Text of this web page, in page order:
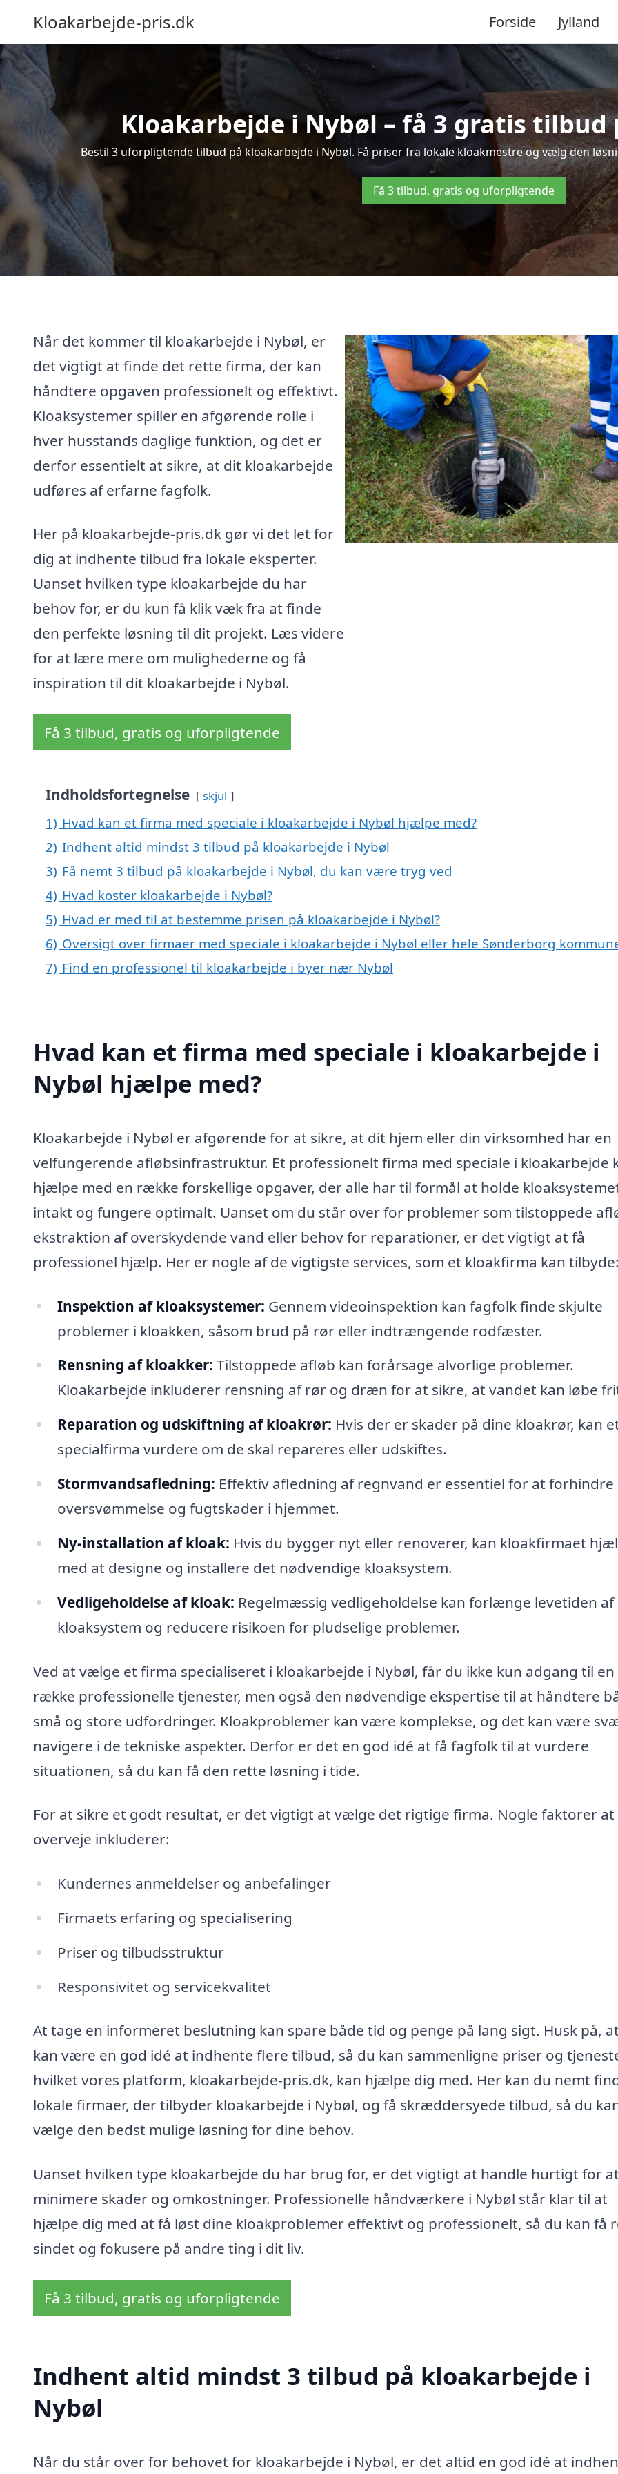
Kloakarbejde-pris.dk Forside Jylland
Kloakarbejde i Nybøl – få 3 gratis
Bestil 3 uforpligtende tilbud på kloakarbejde i Nybøl. Få priser fra lokale kloakmestre og vælg den
Få 3 tilbud, gratis og uforpligtende
Når det kommer til kloakarbejde i Nybøl, er
det vigtigt at finde det rette firma, der kan
håndtere opgaven professionelt og effektivt.
Kloaksystemer spiller en afgørende rolle i
hver husstands daglige funktion, og det er
derfor essentielt at sikre, at dit kloakarbejde
udføres af erfarne fagfolk.
Her på kloakarbejde-pris.dk gør vi det let for
dig at indhente tilbud fra lokale eksperter.
Uanset hvilken type kloakarbejde du har
behov for, er du kun få klik væk fra at finde
den perfekte løsning til dit projekt. Læs videre
for at lære mere om mulighederne og få
inspiration til dit kloakarbejde i Nybøl.
Få 3 tilbud, gratis og uforpligtende
Indholdsfortegnelse skjul
1) Hvad kan et firma med speciale i kloakarbejde i Nybøl hjælpe med?
2) Indhent altid mindst 3 tilbud på kloakarbejde i Nybøl
3) Få nemt 3 tilbud på kloakarbejde i Nybøl, du kan være tryg ved
4) Hvad koster kloakarbejde i Nybøl?
5) Hvad er med til at bestemme prisen på kloakarbejde i Nybøl?
6) Oversigt over firmaer med speciale i kloakarbejde i Nybøl eller hele Sønderborg
7) Find en professionel til kloakarbejde i byer nær Nybøl
Hvad kan et firma med speciale i kloakarbejde i
Nybøl hjælpe med?
Kloakarbejde i Nybøl er afgørende for at sikre, at dit hjem eller din virksomhed har en
velfungerende afløbsinfrastruktur. Et professionelt firma med speciale i kloakarbejde
hjælpe med en række forskellige opgaver, der alle har til formål at holde
intakt og fungere optimalt. Uanset om du står over for problemer som tilstoppede
ekstraktion af overskydende vand eller behov for reparationer, er det vigtigt at få
professionel hjælp. Her er nogle af de vigtigste services, som et kloakfirma kan tilbyde:
Inspektion af kloaksystemer: Gennem videoinspektion kan fagfolk finde skjulte
problemer i kloakken, såsom brud på rør eller indtrængende rodfæster.
Rensning af kloakker: Tilstoppede afløb kan forårsage alvorlige problemer.
Kloakarbejde inkluderer rensning af rør og dræn for at sikre, at vandet kan løbe
Reparation og udskiftning af kloakrør: Hvis der er skader på dine kloakrør, kan
specialfirma vurdere om de skal repareres eller udskiftes.
Stormvandsafledning: Effektiv afledning af regnvand er essentiel for at forhindre
oversvømmelse og fugtskader i hjemmet.
Ny-installation af kloak: Hvis du bygger nyt eller renoverer, kan kloakfirmaet
med at designe og installere det nødvendige kloaksystem.
Vedligeholdelse af kloak: Regelmæssig vedligeholdelse kan forlænge levetiden af
kloaksystem og reducere risikoen for pludselige problemer.
Ved at vælge et firma specialiseret i kloakarbejde i Nybøl, får du ikke kun adgang til en
række professionelle tjenester, men også den nødvendige ekspertise til at håndtere
små og store udfordringer. Kloakproblemer kan være komplekse, og det kan være
navigere i de tekniske aspekter. Derfor er det en god idé at få fagfolk til at vurdere
situationen, så du kan få den rette løsning i tide.
For at sikre et godt resultat, er det vigtigt at vælge det rigtige firma. Nogle faktorer at
overveje inkluderer:
Kundernes anmeldelser og anbefalinger
Firmaets erfaring og specialisering
Priser og tilbudsstruktur
Responsivitet og servicekvalitet
At tage en informeret beslutning kan spare både tid og penge på lang sigt. Husk på,
kan være en god idé at indhente flere tilbud, så du kan sammenligne priser og
hvilket vores platform, kloakarbejde-pris.dk, kan hjælpe dig med. Her kan du nemt
lokale firmaer, der tilbyder kloakarbejde i Nybøl, og få skræddersyede tilbud, så du
vælge den bedst mulige løsning for dine behov.
Uanset hvilken type kloakarbejde du har brug for, er det vigtigt at handle hurtigt for at
minimere skader og omkostninger. Professionelle håndværkere i Nybøl står klar til at
hjælpe dig med at få løst dine kloakproblemer effektivt og professionelt, så du kan få
sindet og fokusere på andre ting i dit liv.
Få 3 tilbud, gratis og uforpligtende
Indhent altid mindst 3 tilbud på kloakarbejde i
Nybøl
Når du står over for behovet for kloakarbejde i Nybøl, er det altid en god idé at